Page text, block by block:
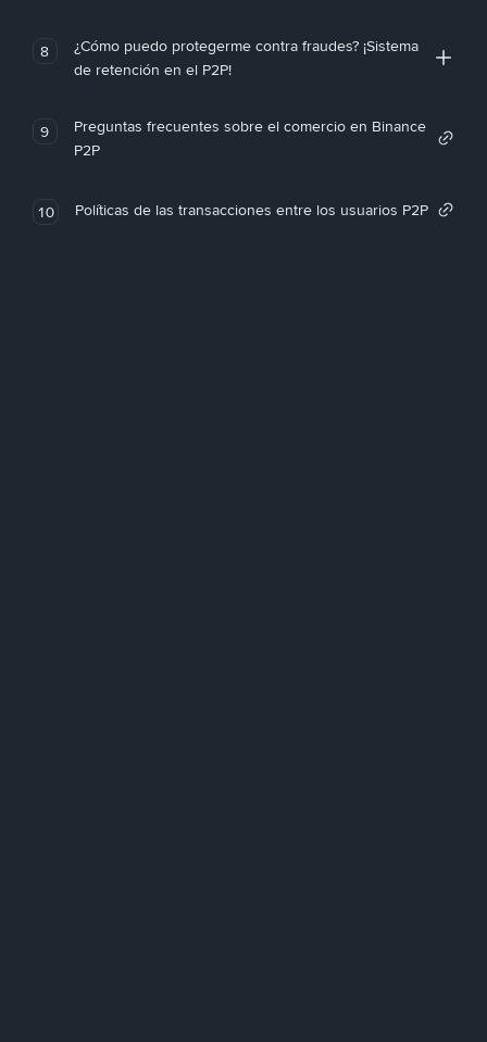
8
¿Cómo puedo protegerme contra fraudes? ¡Sistema
de retención en el P2P!
9
Preguntas frecuentes sobre el comercio en Binance
P2P
10 Políticas de las transacciones entre los usuarios P2P